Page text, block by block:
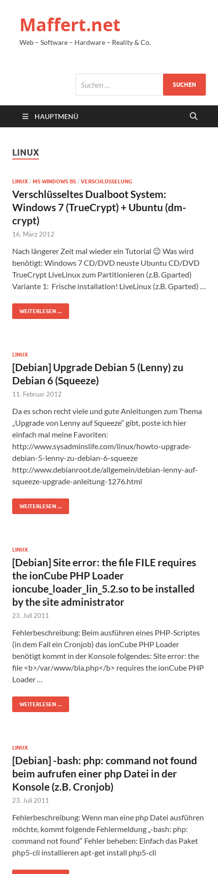
Maffert.net
Web – Software – Hardware – Reality & Co.
HAUPTMENÜ
LINUX
LINUX / MS WINDOWS BS / VERSCHLÜSSELUNG
Verschlüsseltes Dualboot System:
Windows 7 (TrueCrypt) + Ubuntu (dm-
crypt)
16. März 2012
Nach längerer Zeit mal wieder ein Tutorial 😉 Was wird
benötigt: Windows 7 CD/DVD neuste Ubuntu CD/DVD
TrueCrypt LiveLinux zum Partitionieren (z.B. Gparted)
Variante 1: Frische installation! LiveLinux (z.B. Gparted) …
WEITERLESEN ...
LINUX
[Debian] Upgrade Debian 5 (Lenny) zu
Debian 6 (Squeeze)
11. Februar 2012
Da es schon recht viele und gute Anleitungen zum Thema
„Upgrade von Lenny auf Squeeze“ gibt, poste ich hier
einfach mal meine Favoriten:
http://www.sysadminslife.com/linux/howto-upgrade-
debian-5-lenny-zu-debian-6-squeeze
http://www.debianroot.de/allgemein/debian-lenny-auf-
squeeze-upgrade-anleitung-1276.html
WEITERLESEN ...
LINUX
[Debian] Site error: the file FILE requires
the ionCube PHP Loader
ioncube_loader_lin_5.2.so to be installed
by the site administrator
23. Juli 2011
Fehlerbeschreibung: Beim ausführen eines PHP-Scriptes
(in dem Fall ein Cronjob) das ionCube PHP Loader
benötigt kommt in der Konsole folgendes: Site error: the
file <b>/var/www/bla.php</b> requires the ionCube PHP
Loader …
WEITERLESEN ...
LINUX
[Debian] -bash: php: command not found
beim aufrufen einer php Datei in der
Konsole (z.B. Cronjob)
23. Juli 2011
Fehlerbeschreibung: Wenn man eine php Datei ausführen
möchte, kommt folgende Fehlermeldung „-bash: php:
command not found“ Fehler beheben: Einfach das Paket
php5-cli installieren apt-get install php5-cli